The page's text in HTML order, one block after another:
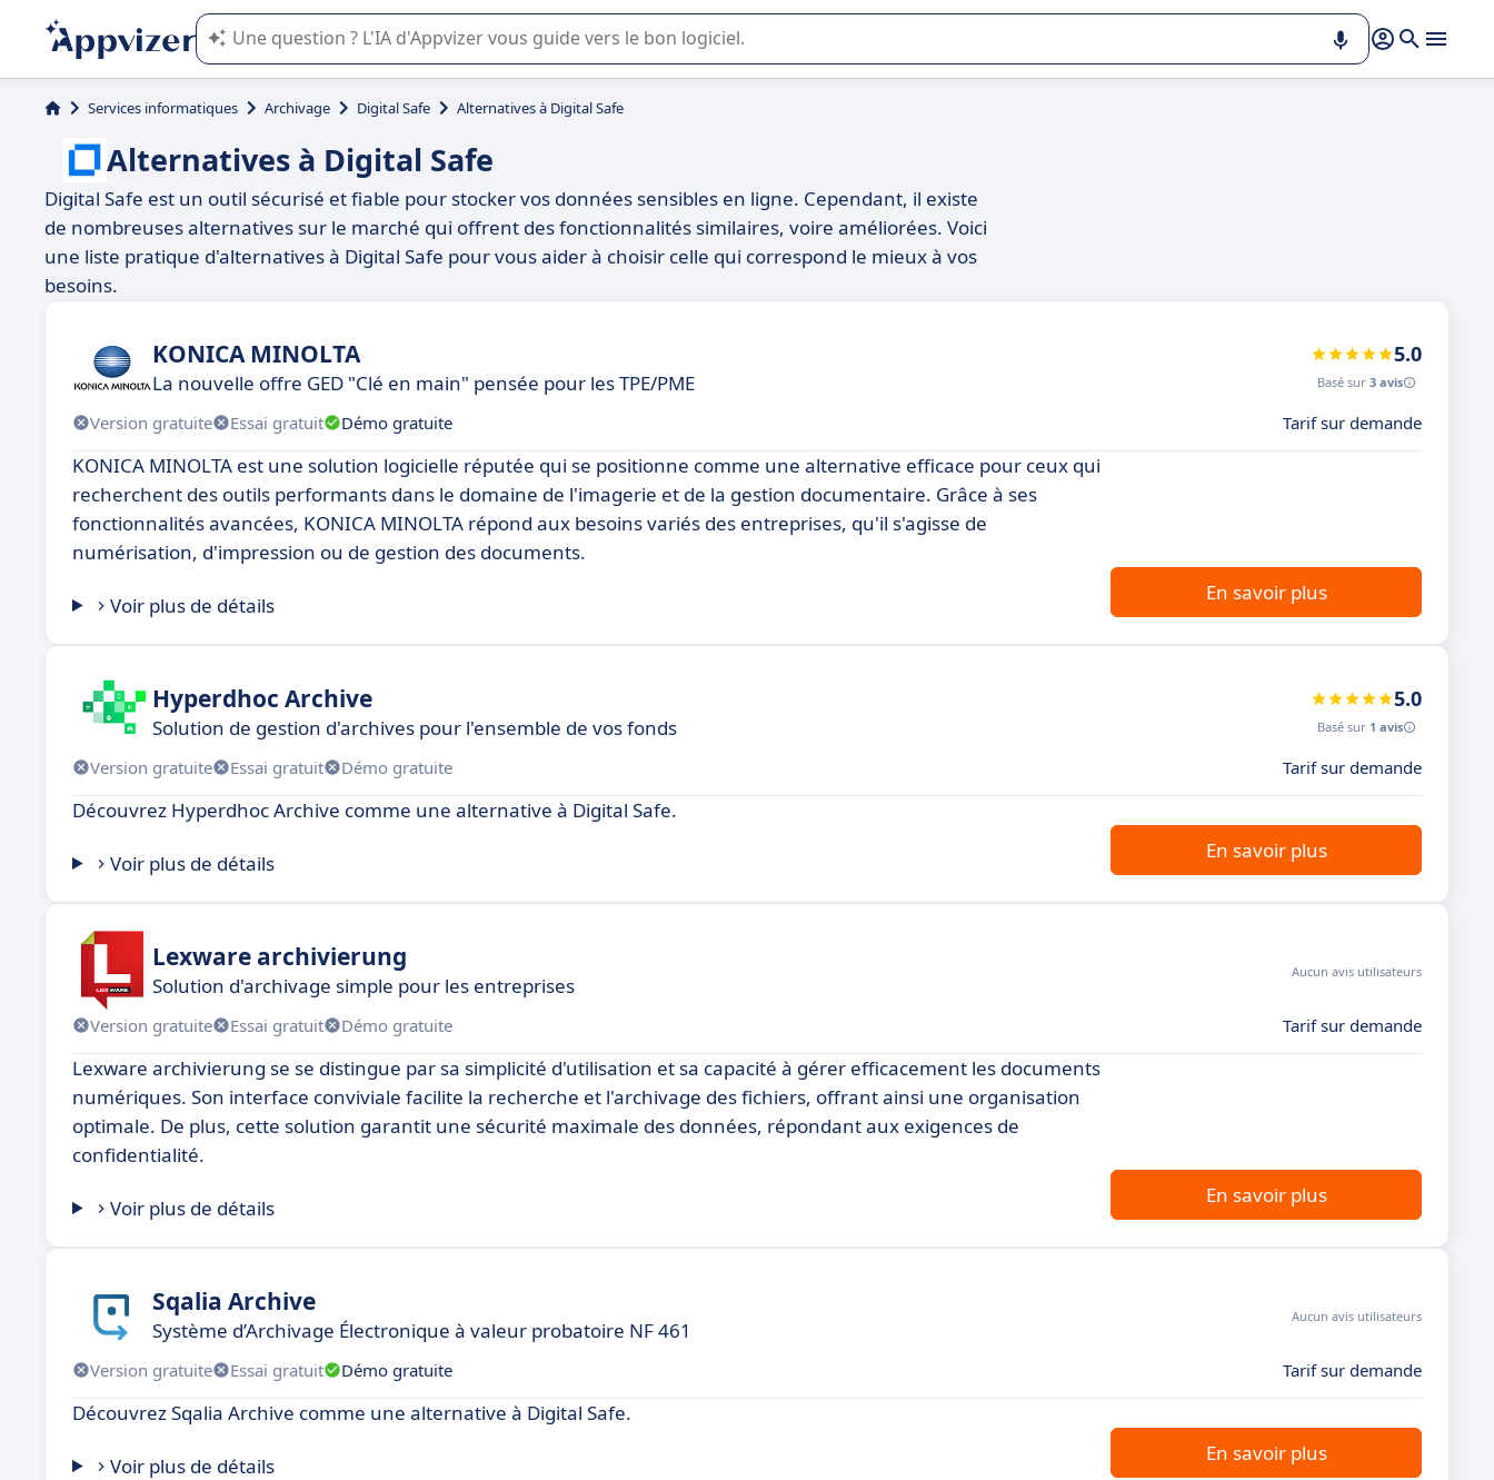
L'IA de Appvizer vous guide dans l'utilisation ou la sélection de logiciel SaaS en entreprise.
Services informatiques Archivage Digital Safe Alternatives à Digital Safe
Alternatives à Digital Safe
Digital Safe est un outil sécurisé et fiable pour stocker vos données sensibles en ligne. Cependant, il existe
de nombreuses alternatives sur le marché qui offrent des fonctionnalités similaires, voire améliorées. Voici
une liste pratique d'alternatives à Digital Safe pour vous aider à choisir celle qui correspond le mieux à vos
besoins.
KONICA MINOLTA
La nouvelle offre GED "Clé en main" pensée pour les TPE/PME
5.0
Basé sur 3 avis
Version gratuite Essai gratuit Démo gratuite Tarif sur demande
KONICA MINOLTA est une solution logicielle réputée qui se positionne comme une alternative efficace pour ceux qui
recherchent des outils performants dans le domaine de l'imagerie et de la gestion documentaire. Grâce à ses
fonctionnalités avancées, KONICA MINOLTA répond aux besoins variés des entreprises, qu'il s'agisse de
numérisation, d'impression ou de gestion des documents.
Voir plus de détails
En savoir plus
Hyperdhoc Archive
Solution de gestion d'archives pour l'ensemble de vos fonds
5.0
Basé sur 1 avis
Version gratuite Essai gratuit Démo gratuite Tarif sur demande
Découvrez Hyperdhoc Archive comme une alternative à Digital Safe.
Voir plus de détails
En savoir plus
Lexware archivierung
Solution d'archivage simple pour les entreprises
Aucun avis utilisateurs
Version gratuite Essai gratuit Démo gratuite Tarif sur demande
Lexware archivierung se se distingue par sa simplicité d'utilisation et sa capacité à gérer efficacement les documents
numériques. Son interface conviviale facilite la recherche et l'archivage des fichiers, offrant ainsi une organisation
optimale. De plus, cette solution garantit une sécurité maximale des données, répondant aux exigences de
confidentialité.
Voir plus de détails
En savoir plus
Sqalia Archive
Système d’Archivage Électronique à valeur probatoire NF 461
Aucun avis utilisateurs
Version gratuite Essai gratuit Démo gratuite Tarif sur demande
Découvrez Sqalia Archive comme une alternative à Digital Safe.
Voir plus de détails
En savoir plus